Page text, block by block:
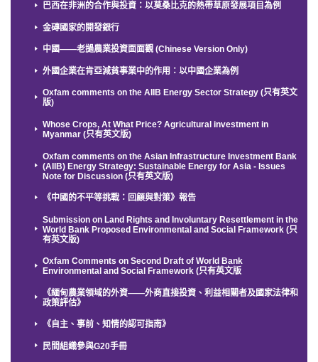
巴西在非洲的合作與投資：以莫桑比克的熱帶草原發展項目為例
金磚國家的開發銀行
中國——老撾農業投資面面觀 (Chinese Version Only)
外國企業在肯亞減貧事業中的作用：以中國企業為例
Oxfam comments on the AIIB Energy Sector Strategy (只有英文
版)
Whose Crops, At What Price? Agricultural investment in
Myanmar (只有英文版)
Oxfam comments on the Asian Infrastructure Investment Bank
(AIIB) Energy Strategy: Sustainable Energy for Asia - Issues
Note for Discussion (只有英文版)
《中國的不平等挑戰：回顧與對策》報告
Submission on Land Rights and Involuntary Resettlement in the
World Bank Proposed Environmental and Social Framework (只
有英文版)
Oxfam Comments on Second Draft of World Bank
Environmental and Social Framework (只有英文版
《緬甸農業領域的外資——外商直接投資、利益相關者及國家法律和
政策評估》
《自主、事前、知情的認可指南》
民間組織參與G20手冊